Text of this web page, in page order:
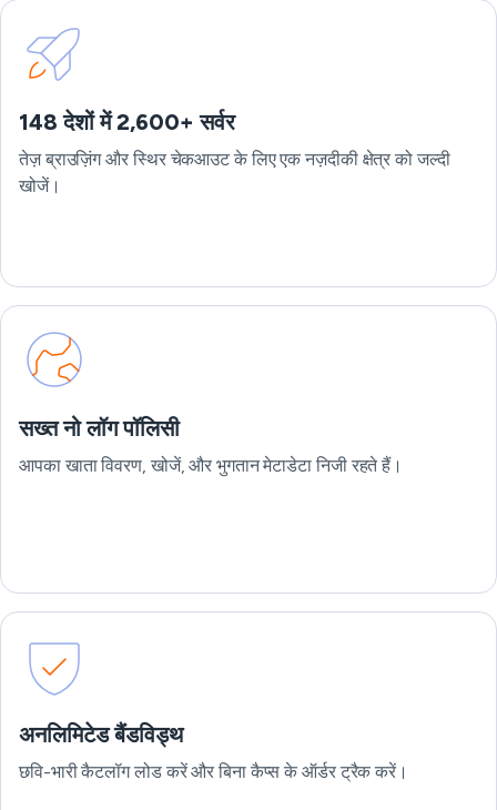
148 देशों में 2,600+ सर्वर
तेज़ ब्राउज़िंग और स्थिर चेकआउट के लिए एक नज़दीकी क्षेत्र को जल्दी
खोजें।
सख्त नो लॉग पॉलिसी
आपका खाता विवरण, खोजें, और भुगतान मेटाडेटा निजी रहते हैं।
अनलिमिटेड बैंडविड्थ
छवि-भारी कैटलॉग लोड करें और बिना कैप्स के ऑर्डर ट्रैक करें।